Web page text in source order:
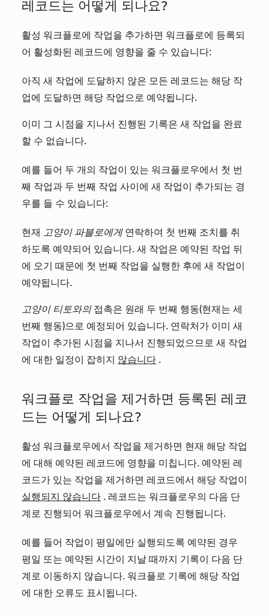
레코드는 어떻게 되나요?
활성 워크플로에 작업을 추가하면 워크플로에 등록되
어 활성화된 레코드에 영향을 줄 수 있습니다:
아직 새 작업에 도달하지 않은 모든 레코드는 해당 작
업에 도달하면 해당 작업으로 예약됩니다.
이미 그 시점을 지나서 진행된 기록은 새 작업을 완료
할 수 없습니다.
예를 들어 두 개의 작업이 있는 워크플로우에서 첫 번
째 작업과 두 번째 작업 사이에 새 작업이 추가되는 경
우를 들 수 있습니다:
현재 고양이 파블로에게연락하여 첫 번째 조치를 취
하도록 예약되어 있습니다. 새 작업은 예약된 작업 뒤
에 오기 때문에 첫 번째 작업을 실행한 후에 새 작업이
예약됩니다.
고양이 티토와의접촉은 원래 두 번째 행동(현재는 세
번째 행동)으로 예정되어 있습니다. 연락처가 이미 새
작업이 추가된 시점을 지나서 진행되었으므로 새 작업
에 대한 일정이 잡히지 않습니다 .
워크플로 작업을 제거하면 등록된 레코
드는 어떻게 되나요?
활성 워크플로우에서 작업을 제거하면 현재 해당 작업
에 대해 예약된 레코드에 영향을 미칩니다. 예약된 레
코드가 있는 작업을 제거하면 레코드에서 해당 작업이
실행되지 않습니다 . 레코드는 워크플로우의 다음 단
계로 진행되어 워크플로우에서 계속 진행됩니다.
예를 들어 작업이 평일에만 실행되도록 예약된 경우
평일 또는 예약된 시간이 지날 때까지 기록이 다음 단
계로 이동하지 않습니다. 워크플로 기록에 해당 작업
에 대한 오류도 표시됩니다.